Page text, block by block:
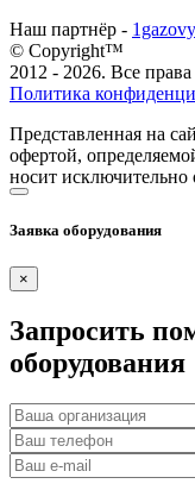
Наш партнёр -
© Copyright™
2012 - 2026. Все
Политика
Представленная на
офертой,
носит исключительно
Заявка оборудования
×
Запросить
оборудования